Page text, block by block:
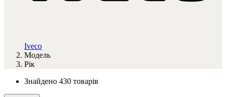
Iveco
Модель
Рік
Знайдено 430 товарів